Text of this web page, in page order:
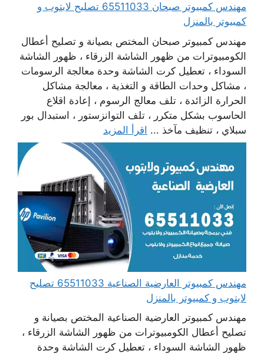
مهندس كمبيوتر صبحان 65511033 تصليح لابتوب و
كمبيوتر بالمنزل
مهندس كمبيوتر صبحان المختص بصيانة و تصليح أعطال
الكومبيوترات من ظهور الشاشة الزرقاء ، ظهور الشاشة
السوداء ، تعطيل كرت الشاشة وحدة معالجة الرسومات
، مشاكل وحدات الطاقة و التغذية ، معالجة مشاكل
الحرارة الزائدة ، تلف معالج الرسوم ، إعادة اقلاع
الحاسوب بشكل متكرر ، تلف التوانزستور ، استبدال بور
سبلاي ، تنظيف مآخذ ... اقرأ المزيد
مهندس كمبيوتر العارضية الصناعية 65511033 تصليح
لابتوب و كمبيوتر بالمنزل
مهندس كمبيوتر العارضية الصناعية المختص بصيانة و
تصليح أعطال الكومبيوترات من ظهور الشاشة الزرقاء ،
ظهور الشاشة السوداء ، تعطيل كرت الشاشة وحدة